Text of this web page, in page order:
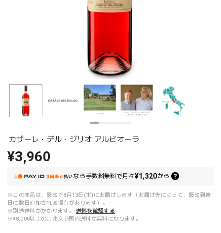
カザーレ・デル・ジリオ アルビオーラ
¥3,960
なら 手数料無料で月々¥1,320から
※この商品は、最短で8月13日(木)にお届けします（お届け先によって、最短到着
日に数日追加される場合があります）。
※別途送料がかかります。
送料を確認する
※¥8,000以上のご注文で国内送料が無料になります。